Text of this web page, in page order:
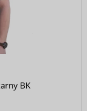
BK